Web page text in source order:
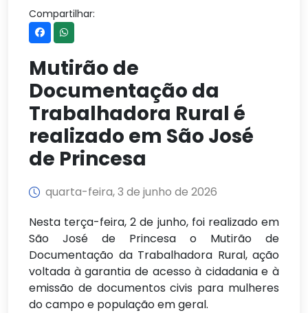
Compartilhar:
Mutirão de
Documentação da
Trabalhadora Rural é
realizado em São José
de Princesa
quarta-feira, 3 de junho de 2026
Nesta terça-feira, 2 de junho, foi realizado em
São José de Princesa o Mutirão de
Documentação da Trabalhadora Rural, ação
voltada à garantia de acesso à cidadania e à
emissão de documentos civis para mulheres
do campo e população em geral.